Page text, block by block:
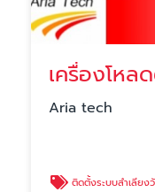
เครื่องโหล
Aria tech
ติดตั้งระบบลำเลียงวัสดุผงแ